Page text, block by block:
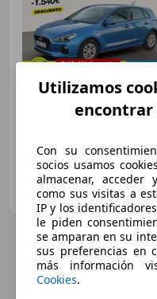
145.602 km
OCASIONPLUS LAS ROZAS II
ES-28232 LAS ROZAS
Utilizamos
encontrar
Con su
socios usamos
almacenar, acceder
como sus visitas a
IP y los
le piden
se amparan en su
sus preferencias en
más información
Cookies.